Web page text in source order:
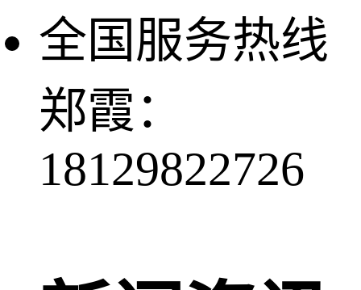
全国服务热线
郑霞：
18129822726